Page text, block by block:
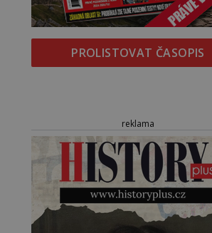
PROLISTOVAT ČASOPIS
reklama